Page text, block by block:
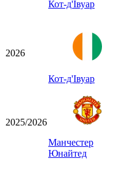
Кот-д'Івуар
2026
Кот-д'Івуар
2025/2026
Манчестер
Юнайтед